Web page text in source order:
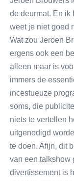
de deurmat. En ik
weet je niet goed
Wat zou Jeroen
ergens ook een
alleen maar is
immers de
incestueuze
soms, die
niets te vertellen
uitgenodigd
te doen. Afijn, dit
van een talkshow
divertissement is